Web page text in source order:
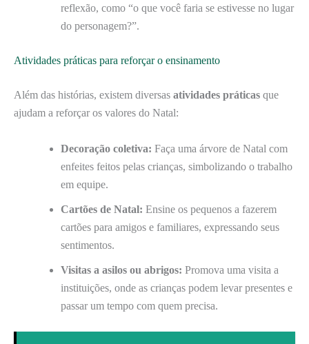
reflexão, como “o que você faria se estivesse no lugar
do personagem?”.
Atividades práticas para reforçar o ensinamento
Além das histórias, existem diversas atividades práticas que
ajudam a reforçar os valores do Natal:
Decoração coletiva: Faça uma árvore de Natal com
enfeites feitos pelas crianças, simbolizando o trabalho
em equipe.
Cartões de Natal: Ensine os pequenos a fazerem
cartões para amigos e familiares, expressando seus
sentimentos.
Visitas a asilos ou abrigos: Promova uma visita a
instituições, onde as crianças podem levar presentes e
passar um tempo com quem precisa.